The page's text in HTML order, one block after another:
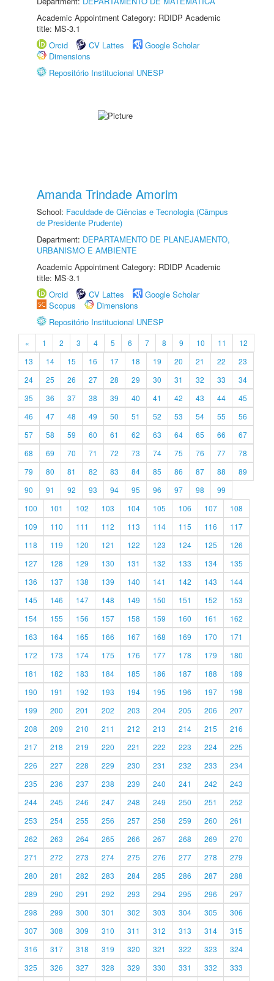
Academic Appointment Category: RDIDP Academic
title: MS-3.1
Orcid
CV Lattes
Google Scholar
Dimensions
Repositório Institucional UNESP
Amanda Trindade Amorim
School: Faculdade de Ciências e Tecnologia (Câmpus
de Presidente Prudente)
Department: DEPARTAMENTO DE PLANEJAMENTO,
URBANISMO E AMBIENTE
Academic Appointment Category: RDIDP Academic
title: MS-3.1
Orcid
CV Lattes
Google Scholar
Scopus
Dimensions
Repositório Institucional UNESP
« 1 2 3 4 5 6 7 8 9 10 11
12
13
14 15 16 17 18 19 20 21 22
23
24
25 26 27 28 29 30 31 32 33
34
35
36 37 38 39 40 41 42 43 44
45
46
47 48 49 50 51 52 53 54 55
56
57
58 59 60 61 62 63 64 65 66
67
68
69 70 71 72 73 74 75 76 77
78
79
80 81 82 83 84 85 86 87 88
89
90
91 92 93 94 95 96 97 98
99
100
101 102 103 104 105 106 107
108
109
110 111 112 113 114 115 116
117
118
119 120 121 122 123 124 125
126
127
128 129 130 131 132 133 134
135
136
137 138 139 140 141 142 143
144
145
146 147 148 149 150 151 152
153
154
155 156 157 158 159 160 161
162
163
164 165 166 167 168 169 170
171
172
173 174 175 176 177 178 179
180
181
182 183 184 185 186 187 188
189
190
191 192 193 194 195 196 197
198
199
200 201 202 203 204 205 206
207
208
209 210 211 212 213 214 215
216
217
218 219 220 221 222 223 224
225
226
227 228 229 230 231 232 233
234
235
236 237 238 239 240 241 242
243
244
245 246 247 248 249 250 251
252
253
254 255 256 257 258 259 260
261
262
263 264 265 266 267 268 269
270
271
272 273 274 275 276 277 278
279
280
281 282 283 284 285 286 287
288
289
290 291 292 293 294 295 296
297
298
299 300 301 302 303 304 305
306
307
308 309 310 311 312 313 314
315
316
317 318 319 320 321 322 323
324
325
326 327 328 329 330 331 332
333